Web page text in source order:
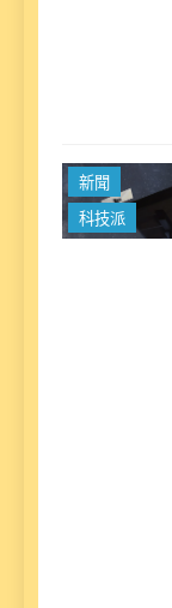
新聞
科技派